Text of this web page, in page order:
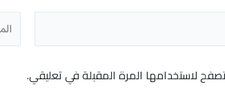
لاستخدامها المرة المقبلة في تعليقي.